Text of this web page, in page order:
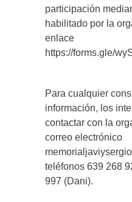
participación
habilitado por la
enlace
https://forms.gle/
Para cualquier
información, los
contactar con la
correo electrónico
teléfonos 639 268
997 (Dani).